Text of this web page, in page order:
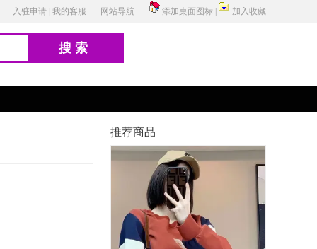
入驻申请 我的客服 网站导航 添加桌面图标 加入收藏
搜索
推荐商品